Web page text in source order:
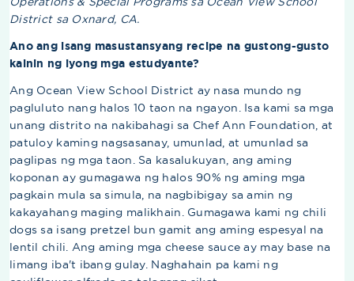
District sa Oxnard, CA.
Ano ang isang masustansyang recipe na gustong-gusto
kainin ng iyong mga estudyante?
Ang Ocean View School District ay nasa mundo ng
pagluluto nang halos 10 taon na ngayon. Isa kami sa mga
unang distrito na nakibahagi sa Chef Ann Foundation, at
patuloy kaming nagsasanay, umunlad, at umunlad sa
paglipas ng mga taon. Sa kasalukuyan, ang aming
koponan ay gumagawa ng halos 90% ng aming mga
pagkain mula sa simula, na nagbibigay sa amin ng
kakayahang maging malikhain. Gumagawa kami ng chili
dogs sa isang pretzel bun gamit ang aming espesyal na
lentil chili. Ang aming mga cheese sauce ay may base na
limang iba't ibang gulay. Naghahain pa kami ng